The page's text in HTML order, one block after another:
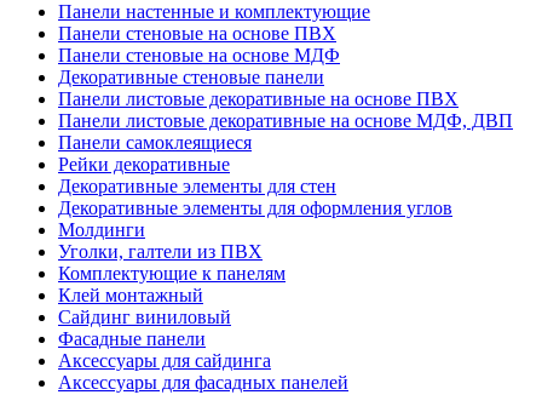
Панели настенные и комплектующие
Панели стеновые на основе ПВХ
Панели стеновые на основе МДФ
Декоративные стеновые панели
Панели листовые декоративные на основе ПВХ
Панели листовые декоративные на основе МДФ, ДВП
Панели самоклеящиеся
Рейки декоративные
Декоративные элементы для стен
Декоративные элементы для оформления углов
Молдинги
Уголки, галтели из ПВХ
Комплектующие к панелям
Клей монтажный
Сайдинг виниловый
Фасадные панели
Аксессуары для сайдинга
Аксессуары для фасадных панелей